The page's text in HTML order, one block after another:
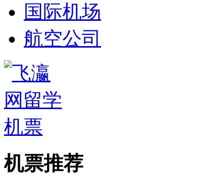
国际机场
航空公司
机票推荐